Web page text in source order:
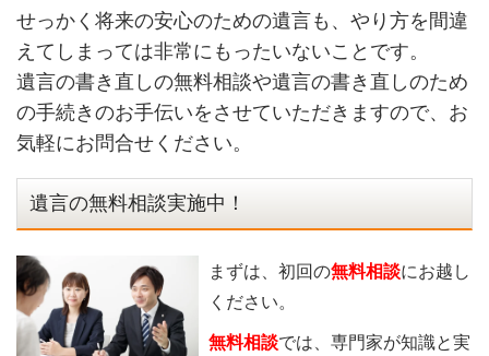
せっかく将来の安心のための遺言も、やり方を間違
えてしまっては非常にもったいないことです。
遺言の書き直しの無料相談や遺言の書き直しのため
の手続きのお手伝いをさせていただきますので、お
気軽にお問合せください。
遺言の無料相談実施中！
まずは、初回の無料相談にお越し
ください。
無料相談では、専門家が知識と実